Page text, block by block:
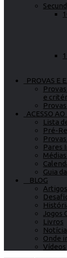
PROVAS E
e
ACESSO
Lista
Pré-
Pares
Guia
BLOG
Artigos
Jogos
Livros
Onde
Vídeos